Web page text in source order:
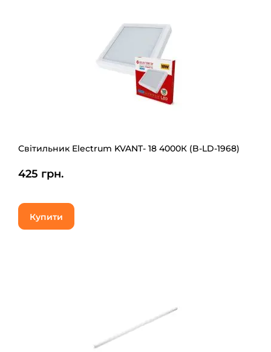
Світильник Electrum KVANT- 18 4000К (B-LD-1968)
425 грн.
Купити